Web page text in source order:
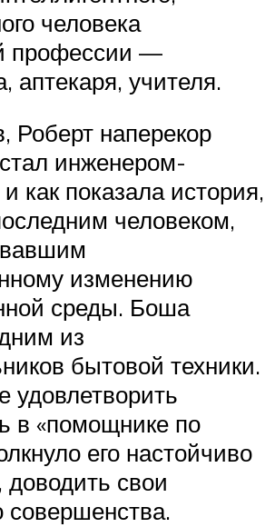
человека
профессии —
аптекаря, учителя.
Роберт наперекор
инженером-
как показала история,
человеком,
изменению
среды. Боша
из
бытовой техники.
удовлетворить
в «помощнике по
его настойчиво
доводить свои